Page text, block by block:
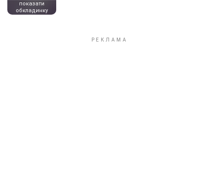
показати
обкладинку